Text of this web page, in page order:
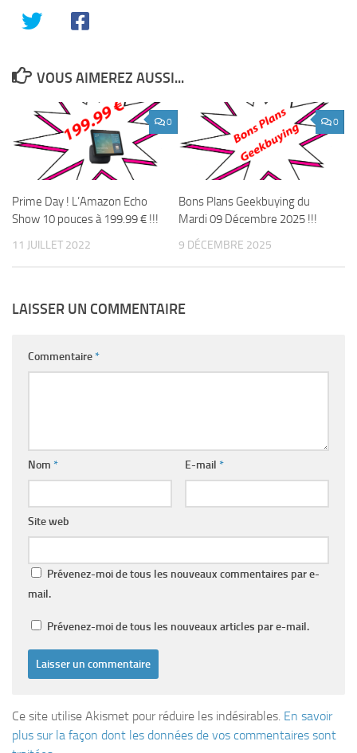
VOUS AIMEREZ AUSSI...
0
Prime Day ! L’Amazon Echo
Show 10 pouces à 199.99 € !!!
11 JUILLET 2022
0
Bons Plans Geekbuying du
Mardi 09 Décembre 2025 !!!
9 DÉCEMBRE 2025
LAISSER UN COMMENTAIRE
Commentaire*
Nom * E-mail *
Site web
Prévenez-moi de tous les nouveaux commentaires par e-
mail.
Prévenez-moi de tous les nouveaux articles par e-mail.
Ce site utilise Akismet pour réduire les indésirables. En savoir
plus sur la façon dont les données de vos commentaires sont